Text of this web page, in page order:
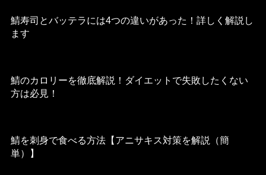
鯖寿司とバッテラには4つの違いがあった！詳しく解説し
ます
鯖のカロリーを徹底解説！ダイエットで失敗したくない
方は必見！
鯖を刺身で食べる方法【アニサキス対策を解説（簡
単）】